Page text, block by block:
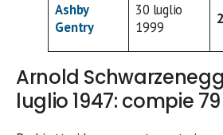
Ashby
Gentry
30 luglio
1999
Arnold
luglio 1947: compie